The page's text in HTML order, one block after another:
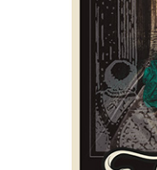
KAEFE